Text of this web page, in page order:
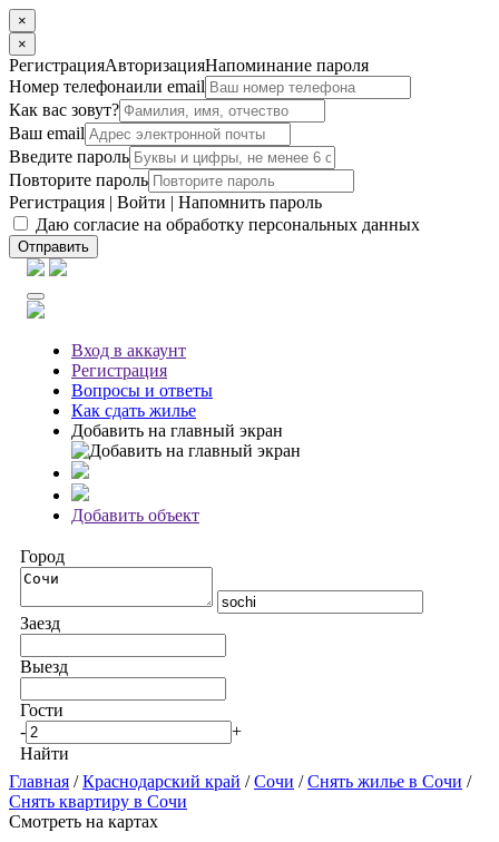
×
×
РегистрацияАвторизацияНапоминание пароля
Номер телефонаили email
Как вас зовут?
Ваш email
Введите пароль
Повторите пароль
Регистрация | Войти | Напомнить пароль
Даю согласие на обработку персональных данных
Отправить
Вход в аккаунт
Регистрация
Вопросы и ответы
Как сдать жилье
Добавить на главный экран
Добавить объект
Город
Заезд
Выезд
Гости
-
+
Найти
Главная /Краснодарский край /Сочи /Снять жилье в Сочи /
Снять квартиру в Сочи
Смотреть на картах